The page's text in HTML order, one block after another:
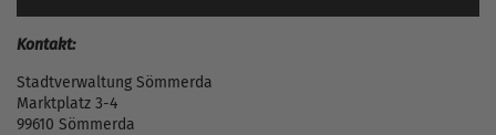
Kontakt:
Stadtverwaltung Sömmerda
Marktplatz 3-4
99610 Sömmerda